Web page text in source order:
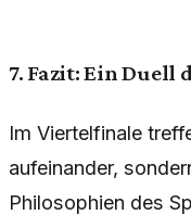
7. Fazit: Ein Duell
Im Viertelfinale
aufeinander,
Philosophien des